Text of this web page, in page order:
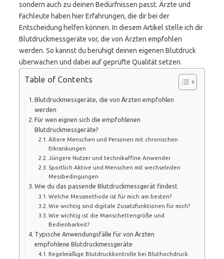
sondern auch zu deinen Bedürfnissen passt. Ärzte und
Fachleute haben hier Erfahrungen, die dir bei der
Entscheidung helfen können. In diesem Artikel stelle ich dir
Blutdruckmessgeräte vor, die von Ärzten empfohlen
werden. So kannst du beruhigt deinen eigenen Blutdruck
überwachen und dabei auf geprüfte Qualität setzen.
Table of Contents
Blutdruckmessgeräte, die von Ärzten empfohlen
werden
Für wen eignen sich die empfohlenen
Blutdruckmessgeräte?
Ältere Menschen und Personen mit chronischen
Erkrankungen
Jüngere Nutzer und technikaffine Anwender
Sportlich Aktive und Menschen mit wechselnden
Messbedingungen
Wie du das passende Blutdruckmessgerät findest
Welche Messmethode ist für mich am besten?
Wie wichtig sind digitale Zusatzfunktionen für mich?
Wie wichtig ist die Manschettengröße und
Bedienbarkeit?
Typische Anwendungsfälle für von Ärzten
empfohlene Blutdruckmessgeräte
Regelmäßige Blutdruckkontrolle bei Bluthochdruck